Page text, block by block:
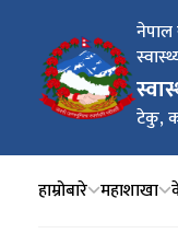
टेकु,
हाम्रोबारे महाशाखा